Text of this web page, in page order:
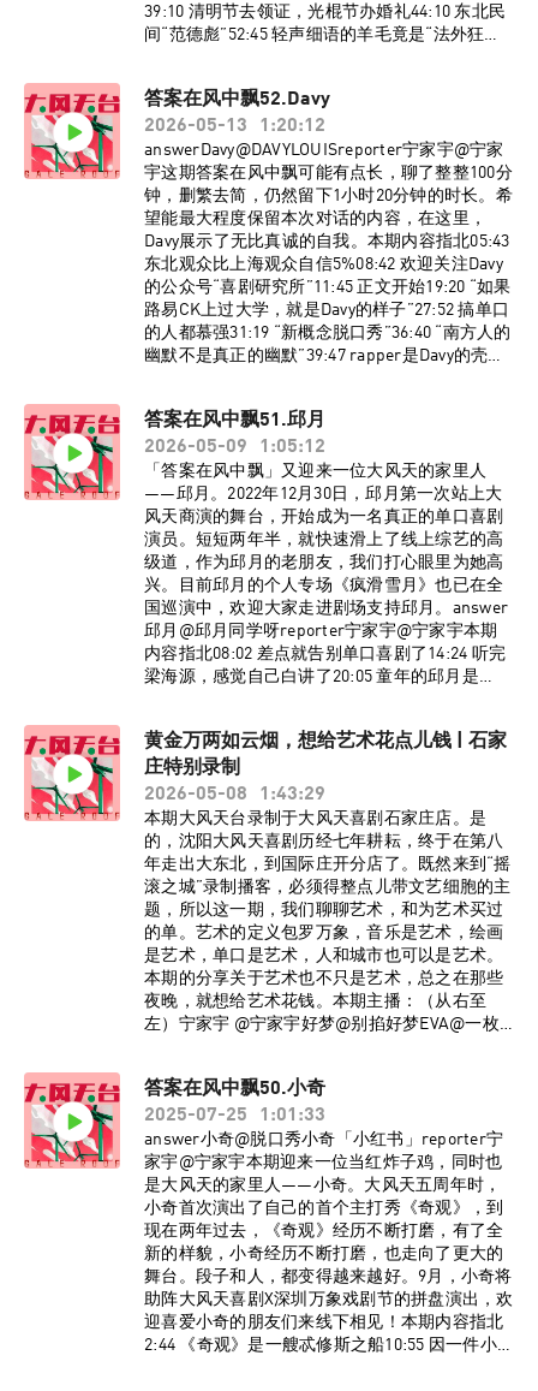
39:10 清明节去领证，光棍节办婚礼44:10 东北民
间“范德彪”52:45 轻声细语的羊毛竟是“法外狂
歌》洛天依Official/言和监制：宁家宇 大孟妮制
作：陈誉灵如想进入大风天台播客听友群，请添
加vx：dafengtiantai，回复“大风天台”，即可入
群。了解更多大风天台节目台前幕后、现场花
絮，请关注小红书官方账号@大风天台！
答案在风中飘52.Davy
2026-05-13
1:20:12
answerDavy@DAVYLOUISreporter宁家宇@宁家
宇这期答案在风中飘可能有点长，聊了整整100分
钟，删繁去简，仍然留下1小时20分钟的时长。希
望能最大程度保留本次对话的内容，在这里，
Davy展示了无比真诚的自我。本期内容指北05:43
东北观众比上海观众自信5%08:42 欢迎关注Davy
的公众号“喜剧研究所”11:45 正文开始19:20 “如果
路易CK上过大学，就是Davy的样子”27:52 搞单口
的人都慕强31:19 “新概念脱口秀”36:40 “南方人的
幽默不是真正的幽默”39:47 rapper是Davy的壳
PTSD70:54 宁家宇在舞台上一点都不酷76:20 自我
反思，不够刻薄BGM《Lose yourself》
Eminem《Space Oddity》David Bowie监制：宁
家宇 大孟妮制作：陈誉灵如想进入大风天台播客
听友群，请添加vx：dafengtiantai，回复“大风天
台”，即可入群。了解更多大风天台节目台前幕
后、现场花絮，请关注小红书官方账号@大风天
台！
答案在风中飘51.邱月
2026-05-09
1:05:12
「答案在风中飘」又迎来一位大风天的家里人
——邱月。2022年12月30日，邱月第一次站上大
风天商演的舞台，开始成为一名真正的单口喜剧
演员。短短两年半，就快速滑上了线上综艺的高
级道，作为邱月的老朋友，我们打心眼里为她高
兴。目前邱月的个人专场《疯滑雪月》也已在全
国巡演中，欢迎大家走进剧场支持邱月。answer
邱月@邱月同学呀reporter宁家宇@宁家宇本期
内容指北08:02 差点就告别单口喜剧了14:24 听完
梁海源，感觉自己白讲了20:05 童年的邱月是
光”BGM《不属于地球上的》江楠江楠_监制：宁
家宇 大孟妮制作：陈誉灵如想进入大风天台播客
听友群，请添加vx：dafengtiantai，回复“大风天
台”，即可入群。了解更多大风天台节目台前幕
后、现场花絮，请关注小红书官方账号@大风天
台！
黄金万两如云烟，想给艺术花点儿钱 | 石家
庄特别录制
2026-05-08
1:43:29
本期大风天台录制于大风天喜剧石家庄店。是
的，沈阳大风天喜剧历经七年耕耘，终于在第八
年走出大东北，到国际庄开分店了。既然来到“摇
滚之城”录制播客，必须得整点儿带文艺细胞的主
题，所以这一期，我们聊聊艺术，和为艺术买过
的单。艺术的定义包罗万象，音乐是艺术，绘画
是艺术，单口是艺术，人和城市也可以是艺术。
本期的分享关于艺术也不只是艺术，总之在那些
夜晚，就想给艺术花钱。本期主播：（从右至
左）宁家宇 @宁家宇好梦@别掐好梦EVA@一枚E
唱会拼盘秀的开场演员也得“牺牲”18:40 不懂音乐
节到底好玩在哪里22:30 把乐队喜欢红了的心情很
矛盾26:46 石家庄VS保定之争36:50 好梦被刘子龙
骗了41:57 每个石家庄人都为万青花过一百块钱
48:05 石家庄人民摇滚行为图鉴51:30 《杀死那个
石家庄人》“原型”来了54:20 蓬皮杜不如烤冷面
63:00 路易CK香港专场与毛冬偶遇后续80:28 前卫
的葬礼艺术93:55 五百港币买了块石头BGM《十
万嬉皮》万能青年旅店《秦皇岛》万能青年旅店
《Wish You Were Here》Pink Floyd监制：宁家宇
策划：大孟妮制作：陈誉灵如想进入大风天台播
客听友群，或想在石家庄or沈阳参与线下播客录
答案在风中飘50.小奇
2025-07-25
1:01:33
answer小奇@脱口秀小奇「小红书」reporter宁
家宇@宁家宇本期迎来一位当红炸子鸡，同时也
是大风天的家里人——小奇。大风天五周年时，
小奇首次演出了自己的首个主打秀《奇观》，到
现在两年过去，《奇观》经历不断打磨，有了全
新的样貌，小奇经历不断打磨，也走向了更大的
舞台。段子和人，都变得越来越好。9月，小奇将
助阵大风天喜剧X深圳万象戏剧节的拼盘演出，欢
迎喜爱小奇的朋友们来线下相见！本期内容指北
2:44 《奇观》是一艘忒修斯之船10:55 因一件小事